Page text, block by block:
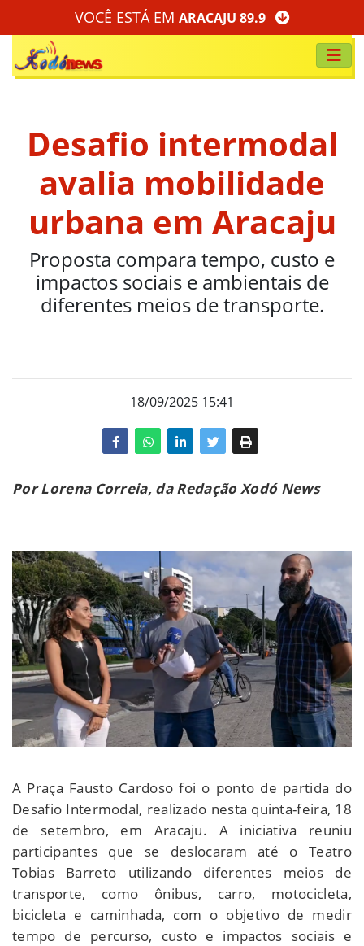
VOCÊ ESTÁ EM ARACAJU 89.9
Desafio intermodal
avalia mobilidade
urbana em Aracaju
Proposta compara tempo, custo e
impactos sociais e ambientais de
diferentes meios de transporte.
18/09/2025 15:41
Por Lorena Correia, da Redação Xodó News
A Praça Fausto Cardoso foi o ponto de partida do
Desafio Intermodal, realizado nesta quinta-feira, 18
de setembro, em Aracaju. A iniciativa reuniu
participantes que se deslocaram até o Teatro
Tobias Barreto utilizando diferentes meios de
transporte, como ônibus, carro, motocicleta,
bicicleta e caminhada, com o objetivo de medir
tempo de percurso, custo e impactos sociais e